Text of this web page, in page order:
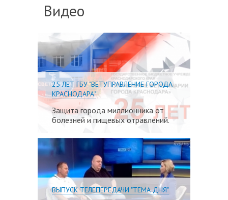
Видео
25 ЛЕТ ГБУ "ВЕТУПРАВЛЕНИЕ ГОРОДА
КРАСНОДАРА"
Защита города миллионника от
болезней и пищевых отравлений.
ВЫПУСК ТЕЛЕПЕРЕДАЧИ "ТЕМА ДНЯ"
Страницы